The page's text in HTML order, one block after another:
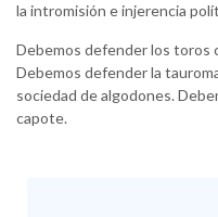
la intromisión e injerencia
Debemos defender los toros
Debemos defender la
sociedad de algodones.
capote.